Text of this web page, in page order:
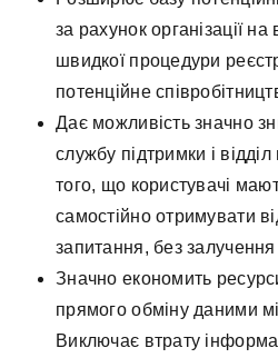
за рахунок організації
швидкої процедури
потенційне
Дає можливість значно
службу підтримки і
того, що користувачі
самостійно отримувати
запитання, без залучення
Значно економить
прямого обміну даними
Виключає втрату